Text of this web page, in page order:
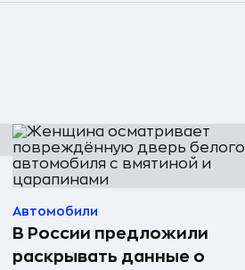
Автомобили
В России предложили
раскрывать данные о